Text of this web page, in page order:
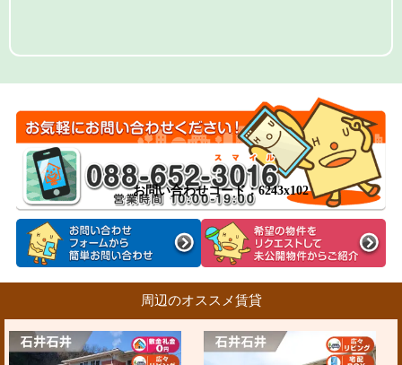
お問い合わせコード：6243x102
周辺のオススメ賃貸